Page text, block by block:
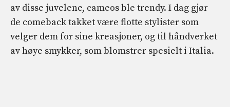
av disse juvelene, cameos ble trendy. I dag gjør
de comeback takket være flotte stylister som
velger dem for sine kreasjoner, og til håndverket
av høye smykker, som blomstrer spesielt i Italia.